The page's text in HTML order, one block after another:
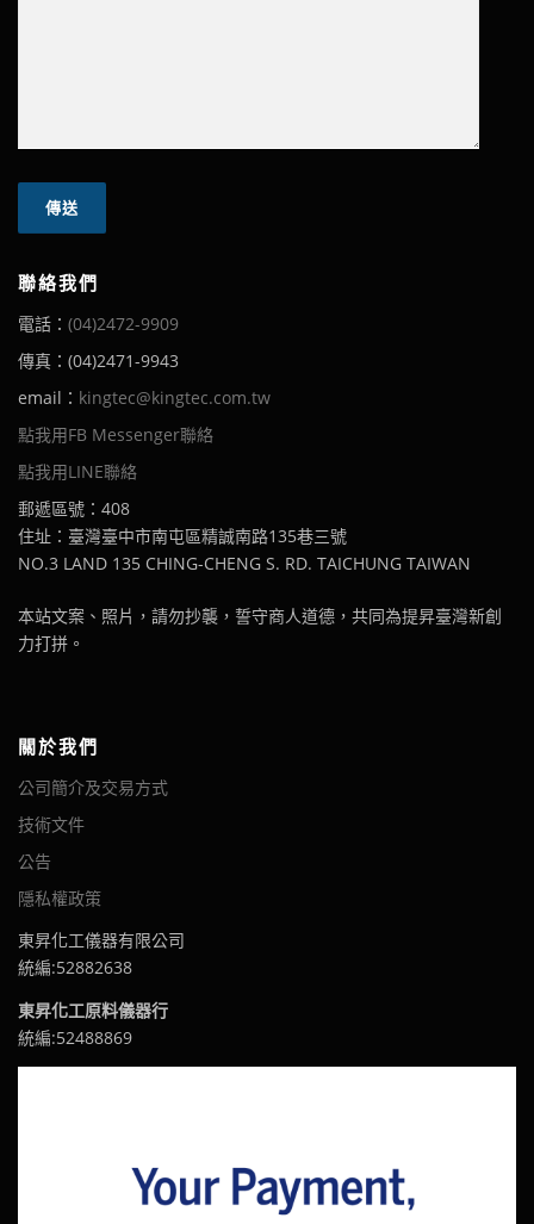
聯絡我們
電話： (04)2472-9909
傳真：(04)2471-9943
email： kingtec@kingtec.com.tw
點我用FB Messenger聯絡
點我用LINE聯絡
郵遞區號：408
住址：臺灣臺中市南屯區精誠南路135巷三號
NO.3 LAND 135 CHING-CHENG S. RD. TAICHUNG TAIWAN
本站文案、照片，請勿抄襲，誓守商人道德，共同為提昇臺灣新創
力打拼。
關於我們
公司簡介及交易方式
技術文件
公告
隱私權政策
東昇化工儀器有限公司
統編:52882638
東昇化工原料儀器行
統編:52488869